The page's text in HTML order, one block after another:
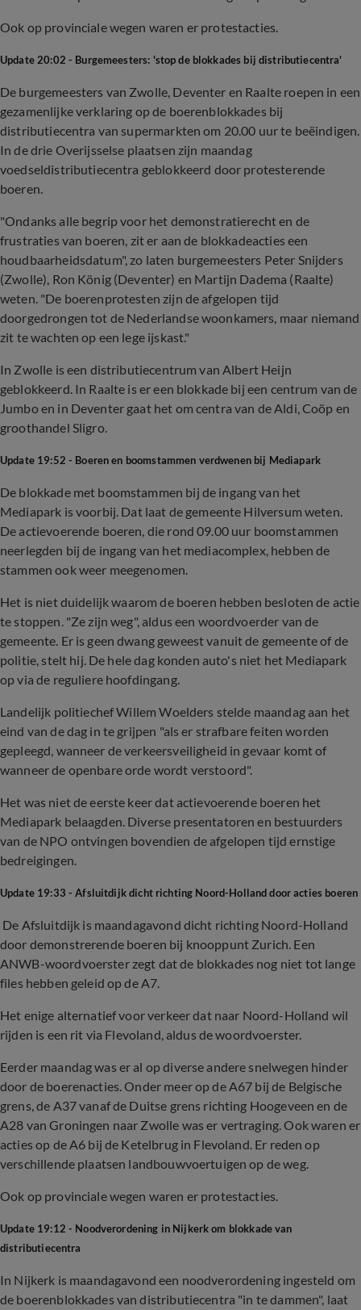
Ook op provinciale wegen waren er protestacties.
Update 20:02 - Burgemeesters: 'stop de blokkades bij distributiecentra'
De burgemeesters van Zwolle, Deventer en Raalte roepen in een
gezamenlijke verklaring op de boerenblokkades bij
distributiecentra van supermarkten om 20.00 uur te beëindigen.
In de drie Overijsselse plaatsen zijn maandag
voedseldistributiecentra geblokkeerd door protesterende
boeren.
"Ondanks alle begrip voor het demonstratierecht en de
frustraties van boeren, zit er aan de blokkadeacties een
houdbaarheidsdatum", zo laten burgemeesters Peter Snijders
(Zwolle), Ron König (Deventer) en Martijn Dadema (Raalte)
weten. "De boerenprotesten zijn de afgelopen tijd
doorgedrongen tot de Nederlandse woonkamers, maar niemand
zit te wachten op een lege ijskast."
In Zwolle is een distributiecentrum van Albert Heijn
geblokkeerd. In Raalte is er een blokkade bij een centrum van de
Jumbo en in Deventer gaat het om centra van de Aldi, Coöp en
groothandel Sligro.
Update 19:52 - Boeren en boomstammen verdwenen bij Mediapark
De blokkade met boomstammen bij de ingang van het
Mediapark is voorbij. Dat laat de gemeente Hilversum weten.
De actievoerende boeren, die rond 09.00 uur boomstammen
neerlegden bij de ingang van het mediacomplex, hebben de
stammen ook weer meegenomen.
Het is niet duidelijk waarom de boeren hebben besloten de actie
te stoppen. "Ze zijn weg", aldus een woordvoerder van de
gemeente. Er is geen dwang geweest vanuit de gemeente of de
politie, stelt hij. De hele dag konden auto's niet het Mediapark
op via de reguliere hoofdingang.
Landelijk politiechef Willem Woelders stelde maandag aan het
eind van de dag in te grijpen "als er strafbare feiten worden
gepleegd, wanneer de verkeersveiligheid in gevaar komt of
wanneer de openbare orde wordt verstoord".
Het was niet de eerste keer dat actievoerende boeren het
Mediapark belaagden. Diverse presentatoren en bestuurders
van de NPO ontvingen bovendien de afgelopen tijd ernstige
bedreigingen.
Update 19:33 - Afsluitdijk dicht richting Noord-Holland door acties boeren
De Afsluitdijk is maandagavond dicht richting Noord-Holland
door demonstrerende boeren bij knooppunt Zurich. Een
ANWB-woordvoerster zegt dat de blokkades nog niet tot lange
files hebben geleid op de A7.
Het enige alternatief voor verkeer dat naar Noord-Holland wil
rijden is een rit via Flevoland, aldus de woordvoerster.
Eerder maandag was er al op diverse andere snelwegen hinder
door de boerenacties. Onder meer op de A67 bij de Belgische
grens, de A37 vanaf de Duitse grens richting Hoogeveen en de
A28 van Groningen naar Zwolle was er vertraging. Ook waren er
acties op de A6 bij de Ketelbrug in Flevoland. Er reden op
verschillende plaatsen landbouwvoertuigen op de weg.
Ook op provinciale wegen waren er protestacties.
Update 19:12 - Noodverordening in Nijkerk om blokkade van
distributiecentra
In Nijkerk is maandagavond een noodverordening ingesteld om
de boerenblokkades van distributiecentra "in te dammen", laat